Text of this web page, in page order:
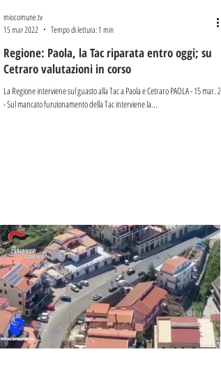
Regione: Paola, la Tac riparata entro oggi; su
Cetraro valutazioni in corso
La Regione interviene sul guasto alla Tac a Paola e Cetraro PAOLA - 15 mar. 22
- Sul mancato funzionamento della Tac interviene la...
miocomune.tv
15 mar 2022
Tempo di lettura: 1 min